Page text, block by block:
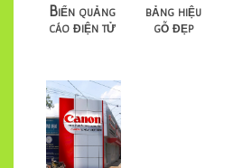
Biển quảng
cáo điện tử
bảng hiệu
gỗ đẹp